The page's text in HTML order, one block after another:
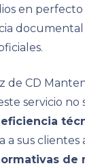
en
de CD
servicio no
a sus clientes
de